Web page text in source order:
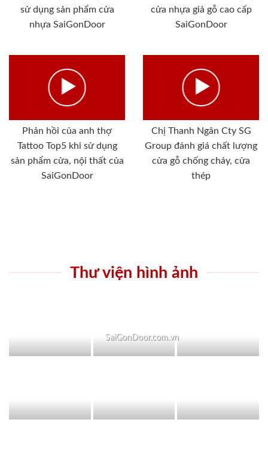
sử dụng sản phẩm cửa
nhựa SaiGonDoor
cửa nhựa giả gỗ cao cấp
SaiGonDoor
Phản hồi của anh thợ
Tattoo Top5 khi sử dụng
sản phẩm cửa, nội thất của
SaiGonDoor
Chị Thanh Ngân Cty SG
Group đánh giá chất lượng
cửa gỗ chống cháy, cửa
thép
Thư viện hình ảnh
SaiGonDoor.com.vn